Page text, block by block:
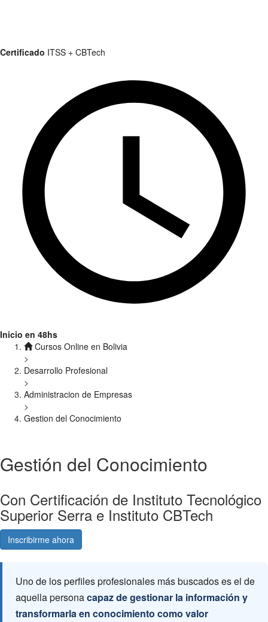
Certificado ITSS + CBTech
Inicio en 48hs
Cursos Online en Bolivia
>
Desarrollo Profesional
>
Administracion de Empresas
>
Gestion del Conocimiento
Gestión del Conocimiento
Con Certificación de Instituto Tecnológico
Superior Serra e Instituto CBTech
Inscribirme ahora
Uno de los perfiles profesionales más buscados es el de
aquella personacapaz de gestionar la información y
transformarla en conocimiento como valor